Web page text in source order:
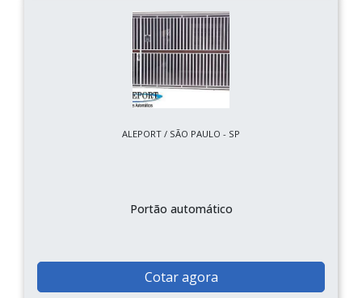
ALEPORT / SÃO PAULO - SP
Portão automático
Cotar agora